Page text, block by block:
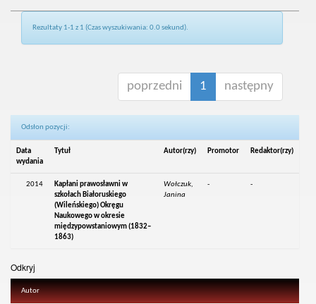
Rezultaty 1-1 z 1 (Czas wyszukiwania: 0.0 sekund).
poprzedni 1 następny
Odsłon pozycji:
Data
wydania
Tytuł Autor(rzy) Promotor Redaktor(rzy)
2014
Kapłani prawosławni w
szkołach Białoruskiego
(Wileńskiego) Okręgu
Naukowego w okresie
międzypowstaniowym (1832–
1863)
Wołczuk,
Janina
- -
Odkryj
Autor